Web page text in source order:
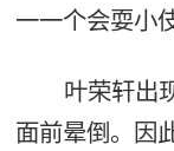
一一个会耍小
叶荣轩出
面前晕倒。因